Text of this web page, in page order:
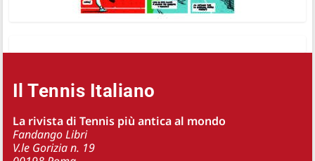
Il Tennis Italiano
La rivista di Tennis più antica al mondo
Fandango Libri
V.le Gorizia n. 19